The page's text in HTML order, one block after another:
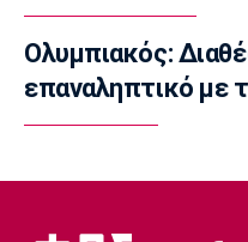
Εορτολόγιο: Ποιοι
Πέμπτη 6
07:05
Ολυμπιακός:
επαναληπτικό με